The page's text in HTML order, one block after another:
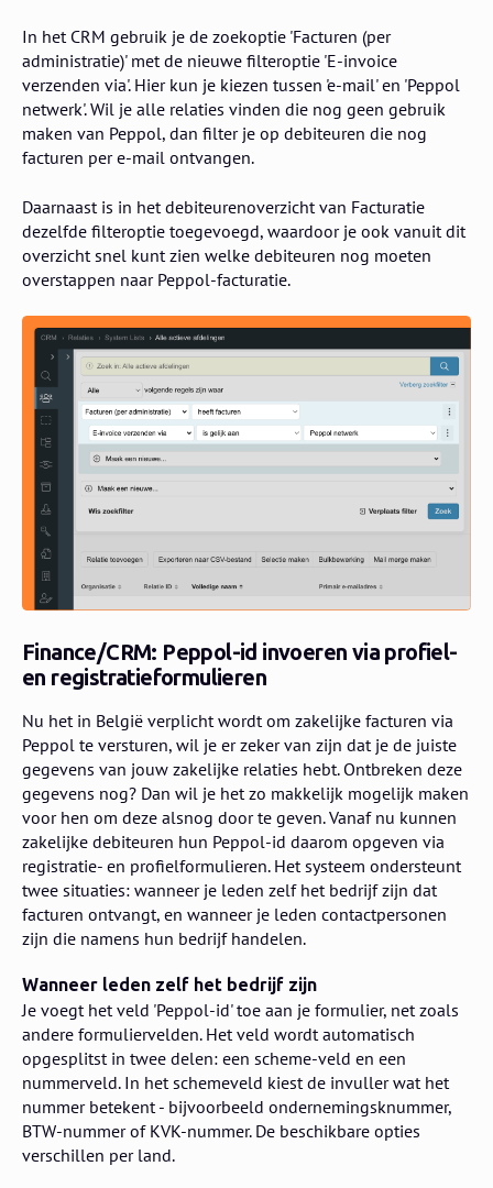
In het CRM gebruik je de zoekoptie 'Facturen (per
administratie)' met de nieuwe filteroptie 'E-invoice
verzenden via'. Hier kun je kiezen tussen 'e-mail' en 'Peppol
netwerk'. Wil je alle relaties vinden die nog geen gebruik
maken van Peppol, dan filter je op debiteuren die nog
facturen per e-mail ontvangen.
Daarnaast is in het debiteurenoverzicht van Facturatie
dezelfde filteroptie toegevoegd, waardoor je ook vanuit dit
overzicht snel kunt zien welke debiteuren nog moeten
overstappen naar Peppol-facturatie.
Finance/CRM: Peppol-id invoeren via profiel-
en registratieformulieren
Nu het in België verplicht wordt om zakelijke facturen via
Peppol te versturen, wil je er zeker van zijn dat je de juiste
gegevens van jouw zakelijke relaties hebt. Ontbreken deze
gegevens nog? Dan wil je het zo makkelijk mogelijk maken
voor hen om deze alsnog door te geven. Vanaf nu kunnen
zakelijke debiteuren hun Peppol-id daarom opgeven via
registratie- en profielformulieren. Het systeem ondersteunt
twee situaties: wanneer je leden zelf het bedrijf zijn dat
facturen ontvangt, en wanneer je leden contactpersonen
zijn die namens hun bedrijf handelen.
Wanneer leden zelf het bedrijf zijn
Je voegt het veld 'Peppol-id' toe aan je formulier, net zoals
andere formuliervelden. Het veld wordt automatisch
opgesplitst in twee delen: een scheme-veld en een
nummerveld. In het schemeveld kiest de invuller wat het
nummer betekent - bijvoorbeeld ondernemingsknummer,
BTW-nummer of KVK-nummer. De beschikbare opties
verschillen per land.